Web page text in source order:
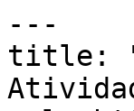
---
title: